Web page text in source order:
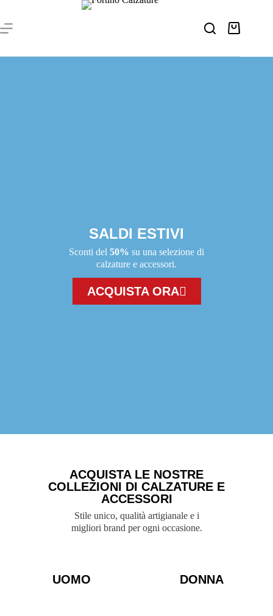
SALDI ESTIVI
Sconti del 50% su una selezione di
calzature e accessori.
ACQUISTA ORA
ACQUISTA LE NOSTRE
COLLEZIONI DI CALZATURE E
ACCESSORI
Stile unico, qualità artigianale e i
migliori brand per ogni occasione.
UOMO DONNA